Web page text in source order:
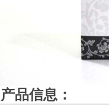
产品信息：